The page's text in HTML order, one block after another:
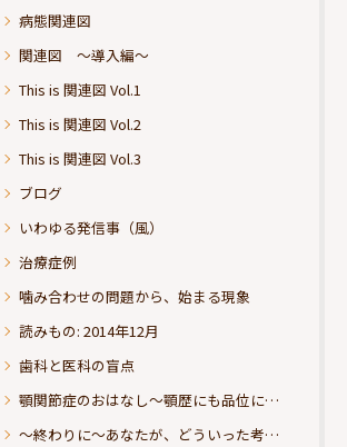
病態関連図
関連図 ～導入編～
This is 関連図 Vol.1
This is 関連図 Vol.2
This is 関連図 Vol.3
ブログ
いわゆる発信事（風）
治療症例
噛み合わせの問題から、始まる現象
読みもの: 2014年12月
歯科と医科の盲点
顎関節症のおはなし～顎歴にも品位にこだわりたい
～終わりに～あなたが、どういった考えの治療をお求めになられるのか？